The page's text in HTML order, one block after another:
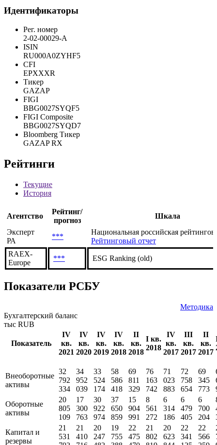
*** ***
Идентификаторы
Рег. номер
2-02-00029-A
ISIN
RU000A0ZYHF5
CFI
EPXXXR
Тикер
GAZAP
FIGI
BBG0027SYQF5
Bloomberg Тикер
Рейтинги
Текущие
Агентство
Шкала
Эксперт
***
Национальная российская
RAEX-
*** ESG Ranking (old)
Показатели РСБУ
Методика
Бухгалтерский баланс
Показатель
IV
кв.
2021
IV
кв.
2020
IV
кв.
2019
IV
кв.
2018
II
кв.
2018
I кв.
2018
IV
кв.
2017
III
кв.
2017
II
кв.
2017
Внеоборотные
активы
32
792
334
34
952
039
33
524
174
58
586
418
69
811
329
76
163
742
71
023
883
72
758
654
69
345
773
Оборотные
20
805
17
300
30
922
37
650
15
904
8
561
6
314
6
479
6
700